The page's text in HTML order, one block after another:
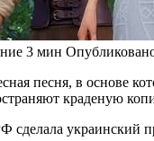
3 мин
песня, в основе
краденую
сделала украинский